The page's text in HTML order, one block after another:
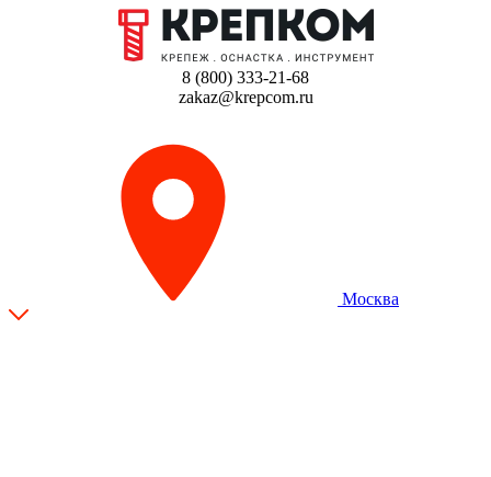
8 (800) 333-21-68
zakaz@krepcom.ru
Москва